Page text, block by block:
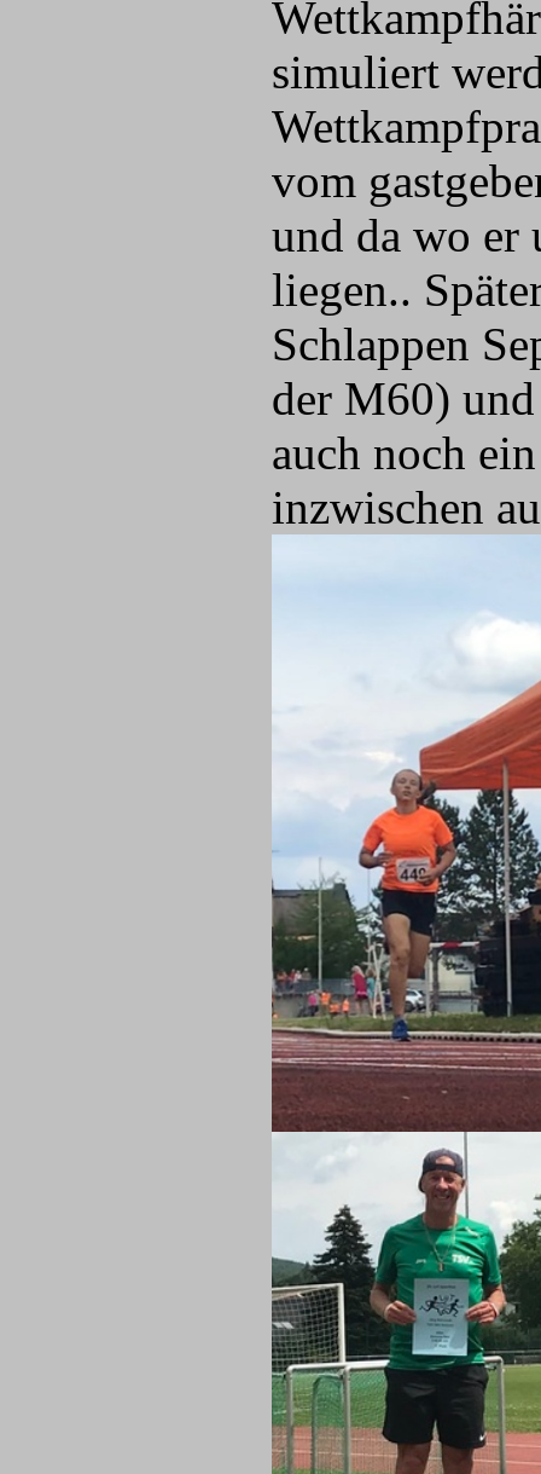
simuliert
vom
und da wo er
liegen..
Schlappen
der M60)
auch noch
inzwischen